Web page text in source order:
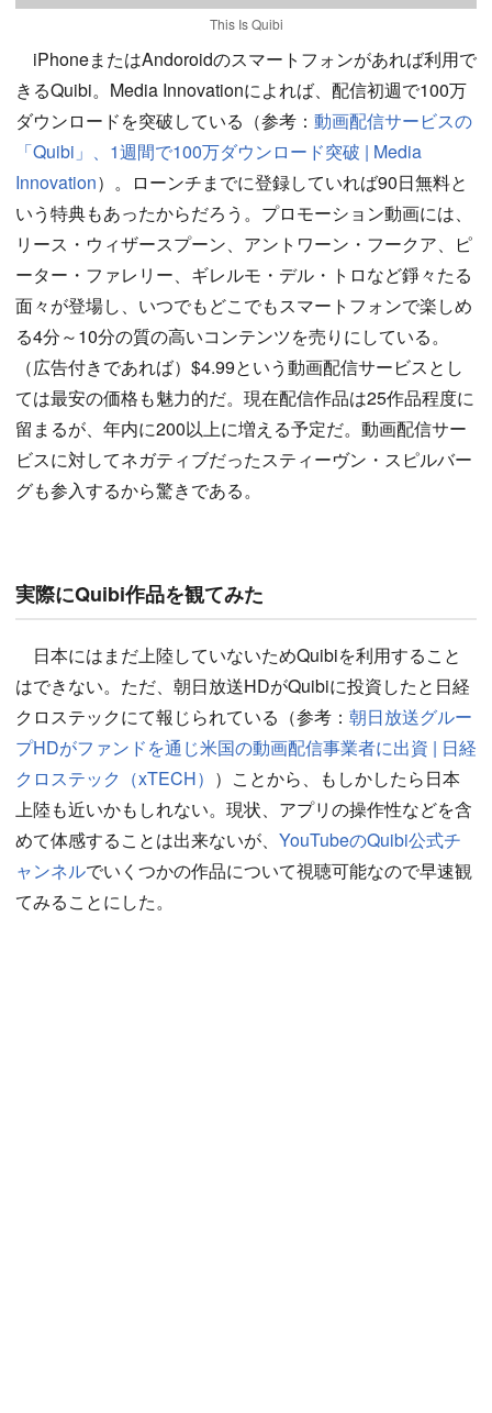
This Is Quibi
iPhoneまたはAndoroidのスマートフォンがあれば利用で
きるQuibi。Media Innovationによれば、配信初週で100万
ダウンロードを突破している（参考： 動画配信サービスの
「Quibi」、1週間で100万ダウンロード突破 | Media
Innovation）。ローンチまでに登録していれば90日無料と
いう特典もあったからだろう。プロモーション動画には、
リース・ウィザースプーン、アントワーン・フークア、ピ
ーター・ファレリー、ギレルモ・デル・トロなど錚々たる
面々が登場し、いつでもどこでもスマートフォンで楽しめ
る4分～10分の質の高いコンテンツを売りにしている。
（広告付きであれば）$4.99という動画配信サービスとし
ては最安の価格も魅力的だ。現在配信作品は25作品程度に
留まるが、年内に200以上に増える予定だ。動画配信サー
ビスに対してネガティブだったスティーヴン・スピルバー
グも参入するから驚きである。
実際にQuibi作品を観てみた
日本にはまだ上陸していないためQuibiを利用すること
はできない。ただ、朝日放送HDがQuibiに投資したと日経
クロステックにて報じられている（参考： 朝日放送グルー
プHDがファンドを通じ米国の動画配信事業者に出資 | 日経
クロステック（xTECH） ）ことから、もしかしたら日本
上陸も近いかもしれない。現状、アプリの操作性などを含
めて体感することは出来ないが、 YouTubeのQuibi公式チ
ャンネルでいくつかの作品について視聴可能なので早速観
てみることにした。